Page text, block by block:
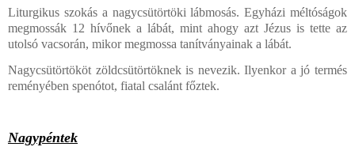
Liturgikus szokás a nagycsütörtöki lábmosás. Egyházi méltóságok
megmossák 12 hívőnek a lábát, mint ahogy azt Jézus is tette az
utolsó vacsorán, mikor megmossa tanítványainak a lábát.
Nagycsütörtököt zöldcsütörtöknek is nevezik. Ilyenkor a jó termés
reményében spenótot, fiatal csalánt főztek.
Nagypéntek